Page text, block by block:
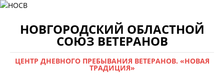
НОВГОРОДСКИЙ ОБЛАСТНОЙ
СОЮЗ ВЕТЕРАНОВ
ЦЕНТР ДНЕВНОГО ПРЕБЫВАНИЯ ВЕТЕРАНОВ. «НОВАЯ
ТРАДИЦИЯ»